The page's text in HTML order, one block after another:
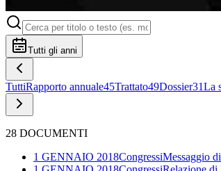
Tutti gli anni
TuttiRapporto annuale45Trattato49Dossier31La
28 DOCUMENTI
1 GENNAIO 2018CongressiMessaggio